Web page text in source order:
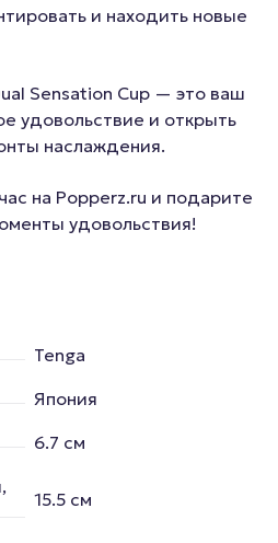
и находить новые
Sensation Cup — это ваш
удовольствие и открыть
наслаждения.
на Popperz.ru и подарите
удовольствия!
Tenga
Япония
6.7 см
15.5 см